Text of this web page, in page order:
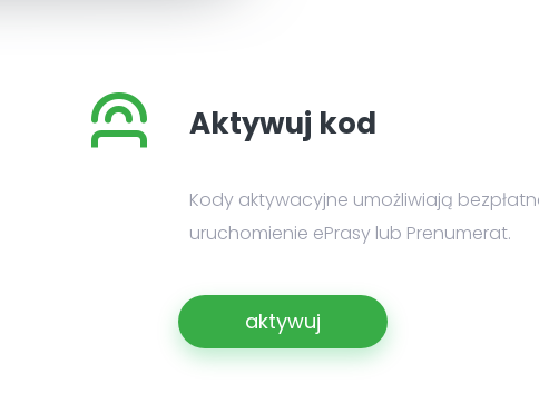
Aktywuj kod
Kody aktywacyjne umożliwiają
uruchomienie ePrasy lub Prenumerat.
aktywuj